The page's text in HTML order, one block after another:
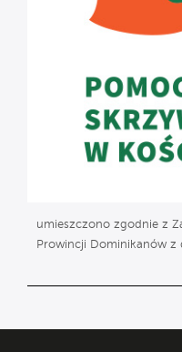
umieszczono zgodnie z
Prowincji Dominikanów z